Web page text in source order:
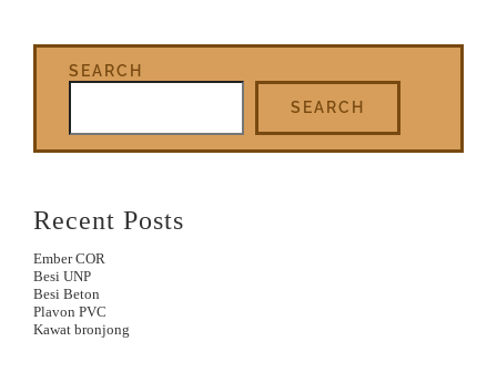
SEARCH
SEARCH
Recent Posts
Ember COR
Besi UNP
Besi Beton
Plavon PVC
Kawat bronjong